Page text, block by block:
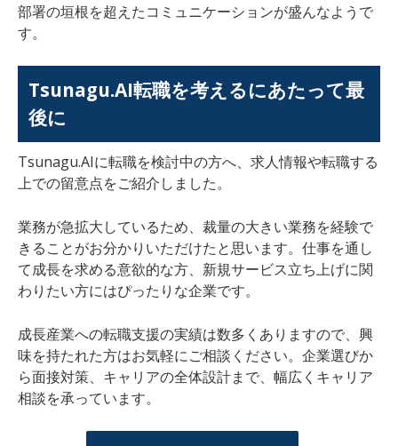
部署の垣根を超えたコミュニケーションが盛んなようで
す。
Tsunagu.AI転職を考えるにあたって最
後に
Tsunagu.AIに転職を検討中の方へ、求人情報や転職する
上での留意点をご紹介しました。
業務が急拡大しているため、裁量の大きい業務を経験で
きることがお分かりいただけたと思います。仕事を通し
て成長を求める意欲的な方、新規サービス立ち上げに関
わりたい方にはぴったりな企業です。
成長産業への転職支援の実績は数多くありますので、興
味を持たれた方はお気軽にご相談ください。企業選びか
ら面接対策、キャリアの全体設計まで、幅広くキャリア
相談を承っています。